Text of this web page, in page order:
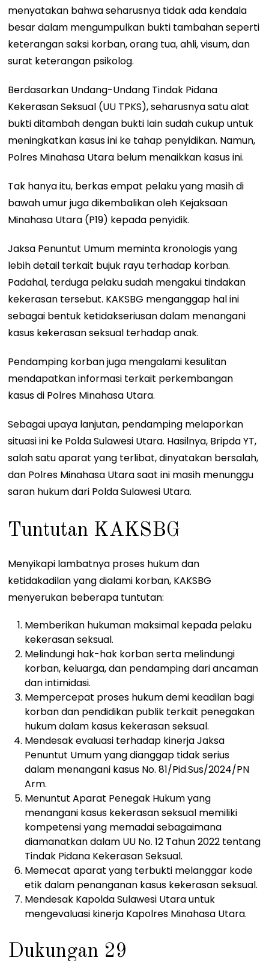
menyatakan bahwa seharusnya tidak ada kendala
besar dalam mengumpulkan bukti tambahan seperti
keterangan saksi korban, orang tua, ahli, visum, dan
surat keterangan psikolog.
Berdasarkan Undang-Undang Tindak Pidana
Kekerasan Seksual (UU TPKS), seharusnya satu alat
bukti ditambah dengan bukti lain sudah cukup untuk
meningkatkan kasus ini ke tahap penyidikan. Namun,
Polres Minahasa Utara belum menaikkan kasus ini.
Tak hanya itu, berkas empat pelaku yang masih di
bawah umur juga dikembalikan oleh Kejaksaan
Minahasa Utara (P19) kepada penyidik.
Jaksa Penuntut Umum meminta kronologis yang
lebih detail terkait bujuk rayu terhadap korban.
Padahal, terduga pelaku sudah mengakui tindakan
kekerasan tersebut. KAKSBG menganggap hal ini
sebagai bentuk ketidakseriusan dalam menangani
kasus kekerasan seksual terhadap anak.
Pendamping korban juga mengalami kesulitan
mendapatkan informasi terkait perkembangan
kasus di Polres Minahasa Utara.
Sebagai upaya lanjutan, pendamping melaporkan
situasi ini ke Polda Sulawesi Utara. Hasilnya, Bripda YT,
salah satu aparat yang terlibat, dinyatakan bersalah,
dan Polres Minahasa Utara saat ini masih menunggu
saran hukum dari Polda Sulawesi Utara.
Tuntutan KAKSBG
Menyikapi lambatnya proses hukum dan
ketidakadilan yang dialami korban, KAKSBG
menyerukan beberapa tuntutan:
Memberikan hukuman maksimal kepada pelaku
kekerasan seksual.
Melindungi hak-hak korban serta melindungi
korban, keluarga, dan pendamping dari ancaman
dan intimidasi.
Mempercepat proses hukum demi keadilan bagi
korban dan pendidikan publik terkait penegakan
hukum dalam kasus kekerasan seksual.
Mendesak evaluasi terhadap kinerja Jaksa
Penuntut Umum yang dianggap tidak serius
dalam menangani kasus No. 81/Pid.Sus/2024/PN
Arm.
Menuntut Aparat Penegak Hukum yang
menangani kasus kekerasan seksual memiliki
kompetensi yang memadai sebagaimana
diamanatkan dalam UU No. 12 Tahun 2022 tentang
Tindak Pidana Kekerasan Seksual.
Memecat aparat yang terbukti melanggar kode
etik dalam penanganan kasus kekerasan seksual.
Mendesak Kapolda Sulawesi Utara untuk
mengevaluasi kinerja Kapolres Minahasa Utara.
Dukungan 29